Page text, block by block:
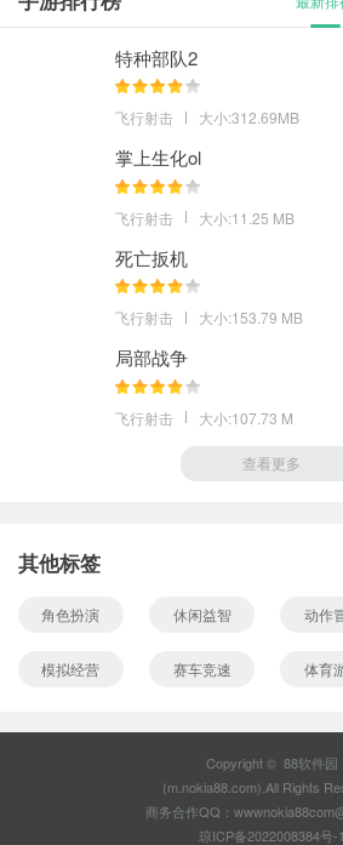
特种部队2
飞行射击 大小:312.69MB
掌上生化ol
飞行射击 大小:11.25 MB
死亡扳机
飞行射击 大小:153.79 MB
局部战争
飞行射击 大小:107.73 M
查看更多
其他标签
角色扮演 休闲益智 动作
模拟经营 赛车竞速 体育
Copyright © 88软件园
(m.nokia88.com).All Rights
商务合作QQ：
琼ICP备2022008384号-1